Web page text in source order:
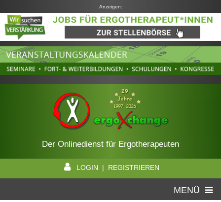
Anzeigen:
Der Onlinedienst für Ergotherapeuten
LOGIN | REGISTRIEREN
MENÜ